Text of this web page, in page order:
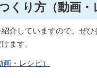
くり方（動画・
介していますので、ぜひ
ます。
・レシピ）